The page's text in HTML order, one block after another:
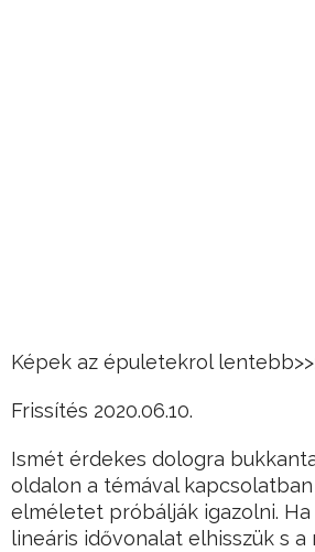
Képek az épuletekrol
Frissítés 2020.06.10.
Ismét érdekes dologra
oldalon a témával
elméletet próbálják igazolni.
lineáris idővonalat elhisszük s a